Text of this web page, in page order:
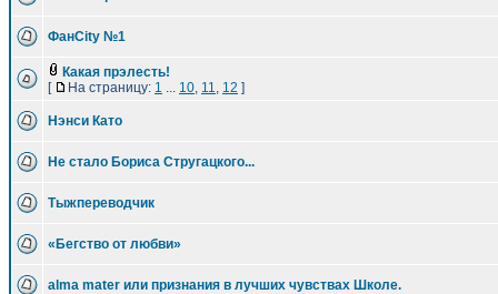
ФанCity №1
Какая прэлесть!
[
На страницу: 1 ... 10, 11, 12 ]
Нэнси Като
Не стало Бориса Стругацкого...
Тыжпереводчик
«Бегство от любви»
alma mater или признания в лучших чувствах Школе.